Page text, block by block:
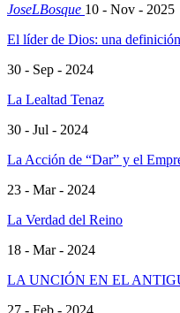
JoseLBosque 10 - Nov - 2025
El líder de Dios: una definición
30 - Sep - 2024
La Lealtad Tenaz
30 - Jul - 2024
La Acción de “Dar” y el
23 - Mar - 2024
La Verdad del Reino
18 - Mar - 2024
LA UNCIÓN EN EL
27 - Feb - 2024